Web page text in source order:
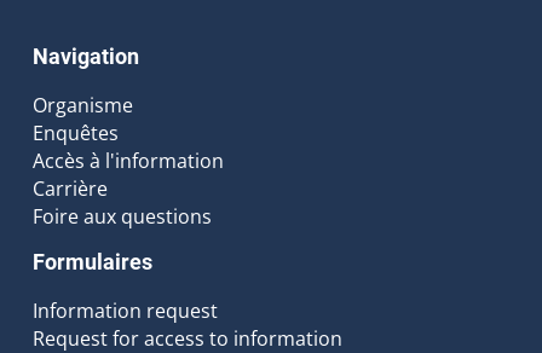
Navigation
Organisme
Enquêtes
Accès à l'information
Carrière
Foire aux questions
Formulaires
Information request
Request for access to information